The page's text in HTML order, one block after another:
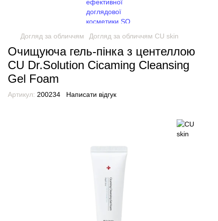
Догляд за обличчям Догляд за обличчям CU skin
Очищуюча гель-пінка з центеллою
CU Dr.Solution Cicaming Cleansing
Gel Foam
Артикул: 200234 Написати відгук